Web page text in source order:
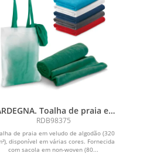
Toalha de praia em
veludo de algodão (320 g/m²)
RDB98375
de praia em veludo de algodão (320
disponível em várias cores. Fornecida
com sacola em non-woven (80...